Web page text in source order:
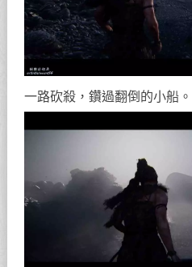
一路砍殺，鑽過翻倒的小船。